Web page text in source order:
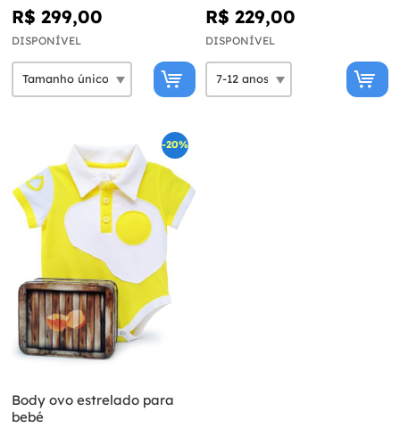
R$ 299,00
DISPONÍVEL
R$ 229,00
DISPONÍVEL
-20%
Body ovo estrelado para
bebé